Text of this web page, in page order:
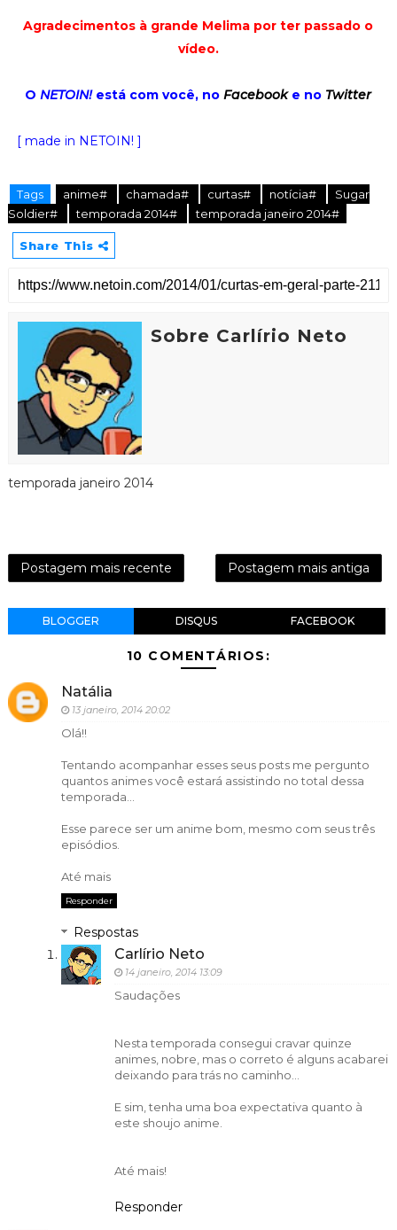
Agradecimentos à grande Melima por ter passado o
vídeo.
ONETOIN!está com você, noFacebooke no Twitter
[ made in NETOIN! ]
Tags anime# chamada# curtas# notícia#
Sugar
Soldier#
temporada 2014# temporada janeiro 2014#
Share This
Sobre Carlírio Neto
temporada janeiro 2014
Postagem mais recente Postagem mais antiga
BLOGGER DISQUS FACEBOOK
10 COMENTÁRIOS:
Natália
13 janeiro, 2014 20:02
Olá!!
Tentando acompanhar esses seus posts me pergunto
quantos animes você estará assistindo no total dessa
temporada...
Esse parece ser um anime bom, mesmo com seus três
episódios.
Até mais
Responder
Respostas
Carlírio Neto
14 janeiro, 2014 13:09
Saudações
Nesta temporada consegui cravar quinze
animes, nobre, mas o correto é alguns acabarei
deixando para trás no caminho...
E sim, tenha uma boa expectativa quanto à
este shoujo anime.
Até mais!
Responder